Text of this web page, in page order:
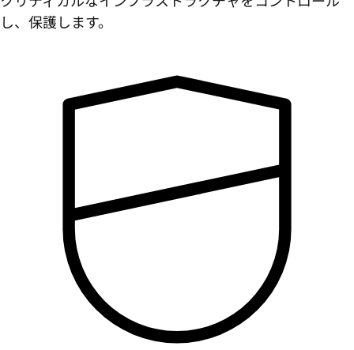
し、保護します。